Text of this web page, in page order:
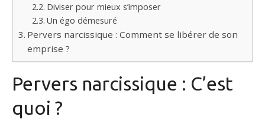
Diviser pour mieux s’imposer
Un égo démesuré
Pervers narcissique : Comment se libérer de son
emprise ?
Pervers narcissique : C’est
quoi ?